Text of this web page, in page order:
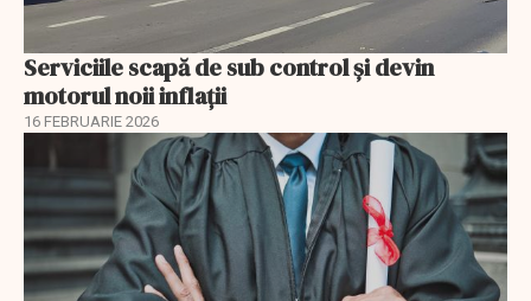
Serviciile scapă de sub control și devin
motorul noii inflații
16 FEBRUARIE 2026